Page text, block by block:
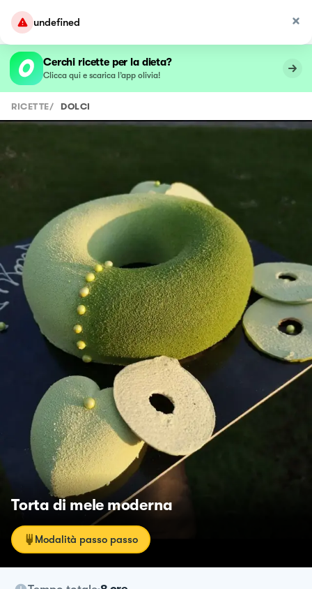
undefined
Cerchi ricette per la dieta?
Clicca qui e scarica l’app olivia!
RICETTE/ DOLCI
Torta di mele moderna
Modalità passo passo